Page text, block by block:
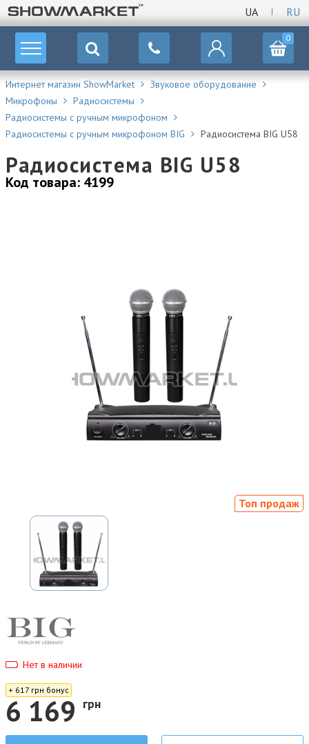
UA RU
0
Интернет магазин ShowMarket
Звуковое оборудование
Микрофоны
Радиосистемы
Радиосистемы с ручным микрофоном
Радиосистемы с ручным микрофоном BIG
Радиоcистема BIG U58
Радиоcистема BIG U58
Код товара: 4199
Топ продаж
Нет в наличии
+ 617 грн бонус
6 169 грн